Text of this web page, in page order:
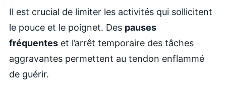
Il est crucial de limiter les activités qui sollicitent
le pouce et le poignet. Des pauses
fréquentes et l’arrêt temporaire des tâches
aggravantes permettent au tendon enflammé
de guérir.